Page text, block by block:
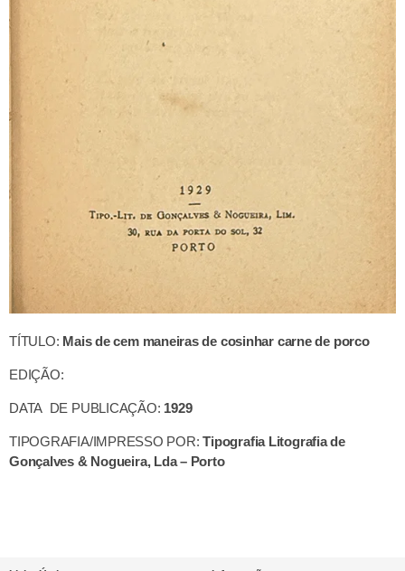
TÍTULO: Mais de cem maneiras de cosinhar carne de porco
EDIÇÃO:
DATA DE PUBLICAÇÃO: 1929
TIPOGRAFIA/IMPRESSO POR:Tipografia Litografia de
Gonçalves & Nogueira, Lda – Porto